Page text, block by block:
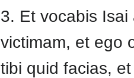
3. Et vocabis Isai
victimam, et ego
tibi quid facias,